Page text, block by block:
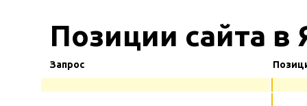
Позиции сайта
Запрос